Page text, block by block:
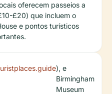
oferecem passeios a
£20) que incluem o
e pontos turísticos
), e
Birmingham
Museum